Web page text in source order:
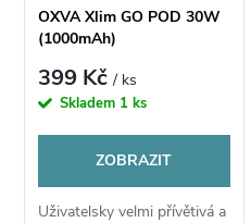
OXVA Xlim GO POD 30W
(1000mAh)
399 Kč/ ks
Skladem 1 ks
ZOBRAZIT
Uživatelsky velmi přívětivá a